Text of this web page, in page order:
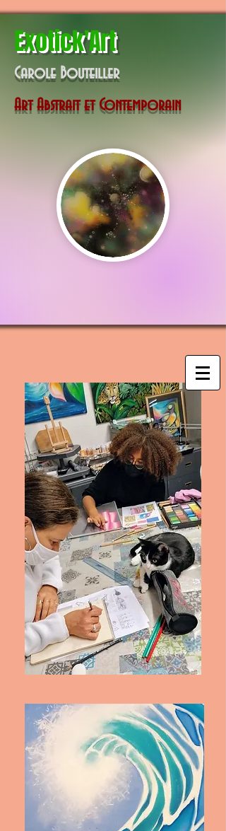
Exotick'Art
Carole Bouteiller
Art Abstrait et Contemporain